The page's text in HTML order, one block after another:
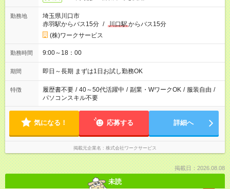
勤務地
埼玉県川口市
赤羽駅からバス15分 / 川口駅からバス15分
(株)ワークサービス
勤務時間 9:00～18：00
期間 即日～長期 まずは1日お試し勤務OK
特徴 履歴書不要 / 40～50代活躍中 / 副業・WワークOK / 服装自由 /
パソコンスキル不要
気になる！ 応募する 詳細へ
掲載元企業名 株式会社ワークサービス
掲載日：2026.08.08
未読